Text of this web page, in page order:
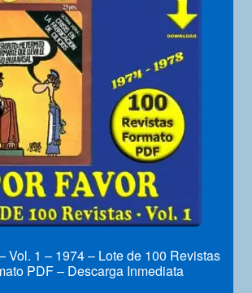
Vol. 1 – 1974 – Lote de 100 Revistas
PDF – Descarga Inmediata